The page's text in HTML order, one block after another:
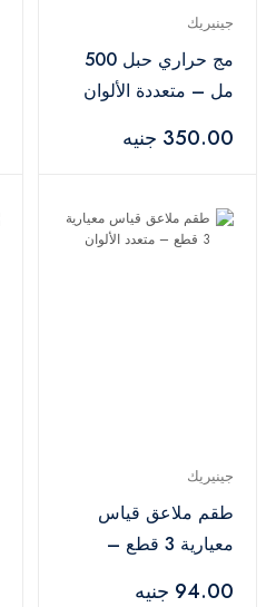
جينيريك
مج حراري حبل 500
مل – متعددة الألوان
350.00 جنيه
جينيريك
طقم ملاعق قياس
معيارية 3 قطع –
94.00 جنيه